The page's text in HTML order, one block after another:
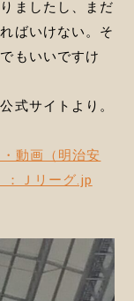
ましたし、まだ
ばいけない。そ
もいいですけ
サイトより。
動画（明治安
Ｊリーグ.jp